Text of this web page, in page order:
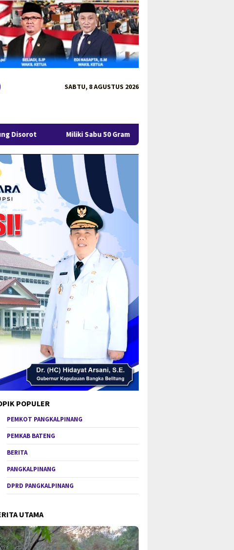
SABTU, 8 AGUSTUS 2026
Sabu 50 Gram, IRT di Pangkalpinang Ditangkap Ditresnarkoba
POPULER
PEMKOT PANGKALPINANG
PEMKAB BATENG
BERITA
PANGKALPINANG
DPRD PANGKALPINANG
UTAMA